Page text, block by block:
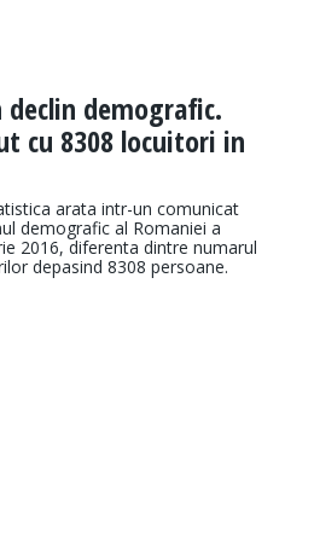
declin demografic.
cu 8308 locuitori in
arata intr-un comunicat
demografic al Romaniei a
2016, diferenta dintre numarul
depasind 8308 persoane.